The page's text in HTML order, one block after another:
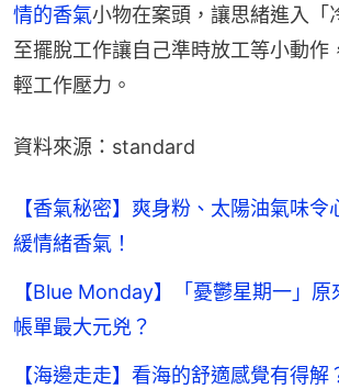
情的香氣小物在案頭，讓思緒進入「
至擺脫工作讓自己準時放工等小動作
輕工作壓力。
資料來源：standard
【香氣秘密】爽身粉、太陽油氣味
緩情緒香氣！
【Blue Monday】「憂鬱星期一」原
帳單最大元兇？
【海邊走走】看海的舒適感覺有得解